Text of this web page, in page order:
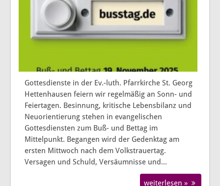
Gottesdienste in der Ev.-luth. Pfarrkirche St. Georg
Hettenhausen feiern wir regelmäßig an Sonn- und
Feiertagen. Besinnung, kritische Lebensbilanz und
Neuorientierung stehen in evangelischen
Gottesdiensten zum Buß- und Bettag im
Mittelpunkt. Begangen wird der Gedenktag am
ersten Mittwoch nach dem Volkstrauertag.
Versagen und Schuld, Versäumnisse und...
weiterlesen »